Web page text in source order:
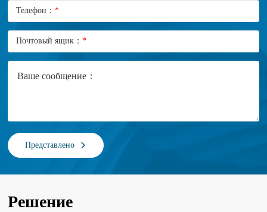
Телефон：*
Почтовый ящик：*
Ваше сообщение：
Представлено
Решение